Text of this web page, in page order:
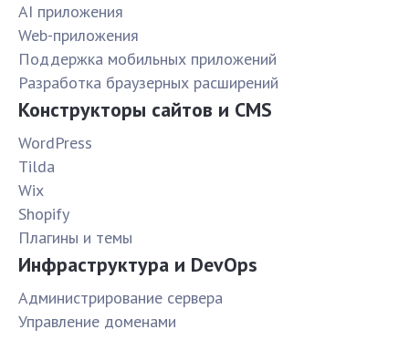
AI приложения
Web-приложения
Поддержка мобильных приложений
Разработка браузерных расширений
Конструкторы сайтов и CMS
WordPress
Tilda
Wix
Shopify
Плагины и темы
Инфраструктура и DevOps
Администрирование сервера
Управление доменами